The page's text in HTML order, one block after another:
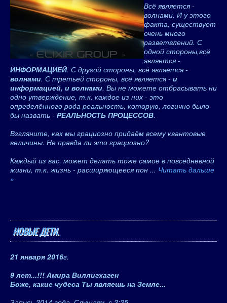
Всё является -
волнами. И у этого
факта, существует
очень много
разветвлений. С
одной стороны,всё
является -
ИНФОРМАЦИЕЙ. С другой стороны, всё является -
волнами. С третьей стороны, всё является - и
информацией, и волнами. Вы не можете отбрасывать ни
одно утверждение, т.к. каждое из них - это
определённого рода реальность, которую, логично было
бы назвать - РЕАЛЬНОСТЬ ПРОЦЕССОВ.
Взгляните, как мы грациозно придаём всему квантовые
величины. Не правда ли это грациозно?
Каждый из вас, может делать тоже самое в повседневной
жизни, т.к. жизнь - расширяющееся пон ... Читать дальше
»
НОВЫЕ ДЕТИ.
21 января 2016г.
9 лет...!!! Амира Виллигхаген
Боже, какие чудеса Ты являешь на Земле...